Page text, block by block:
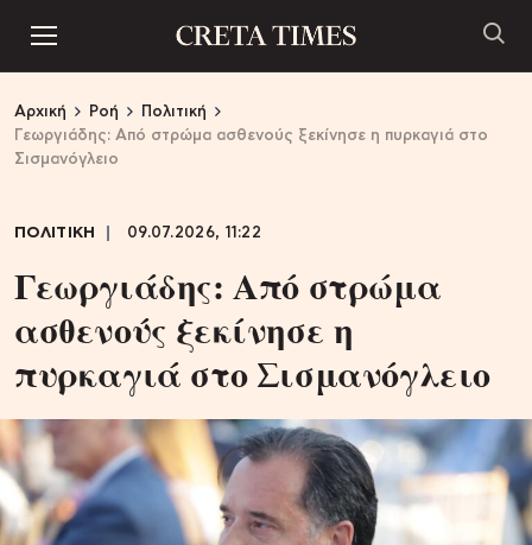
Αρχική Ροή
Πολιτική
Γεωργιάδης: Από στρώμα ασθενούς ξεκίνησε η πυρκαγιά στο
Σισμανόγλειο
ΠΟΛΙΤΙΚΗ 09.07.2026, 11:22
Γεωργιάδης: Από στρώμα
ασθενούς ξεκίνησε η
πυρκαγιά στο Σισμανόγλειο